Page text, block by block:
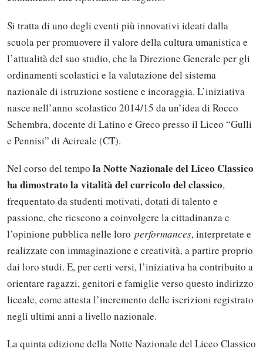
Si tratta di uno degli eventi più innovativi ideati dalla
scuola per promuovere il valore della cultura umanistica e
l’attualità del suo studio, che la Direzione Generale per gli
ordinamenti scolastici e la valutazione del sistema
nazionale di istruzione sostiene e incoraggia. L’iniziativa
nasce nell’anno scolastico 2014/15 da un’idea di Rocco
Schembra, docente di Latino e Greco presso il Liceo “Gulli
e Pennisi” di Acireale (CT).
Nel corso del tempo la Notte Nazionale del Liceo Classico
ha dimostrato la vitalità del curricolo del classico,
frequentato da studenti motivati, dotati di talento e
passione, che riescono a coinvolgere la cittadinanza e
l’opinione pubblica nelle loro performances, interpretate e
realizzate con immaginazione e creatività, a partire proprio
dai loro studi. E, per certi versi, l’iniziativa ha contribuito a
orientare ragazzi, genitori e famiglie verso questo indirizzo
liceale, come attesta l’incremento delle iscrizioni registrato
negli ultimi anni a livello nazionale.
La quinta edizione della Notte Nazionale del Liceo Classico